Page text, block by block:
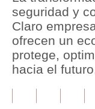
Política
Tu Dinero
Finanzas
seguridad y
Claro
ofrecen un
protege,
hacia el